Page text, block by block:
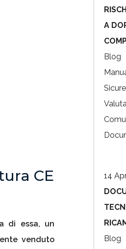
CE
di essa, un
venduto
A
Blog
14
Blog